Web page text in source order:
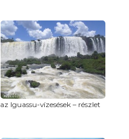
az Iguassu-vízesések – részlet